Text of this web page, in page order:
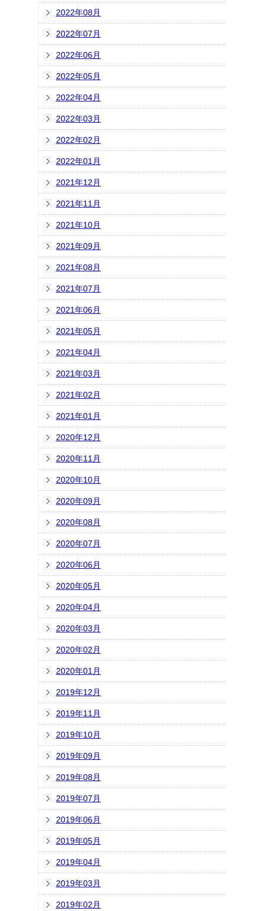
2022年08月
2022年07月
2022年06月
2022年05月
2022年04月
2022年03月
2022年02月
2022年01月
2021年12月
2021年11月
2021年10月
2021年09月
2021年08月
2021年07月
2021年06月
2021年05月
2021年04月
2021年03月
2021年02月
2021年01月
2020年12月
2020年11月
2020年10月
2020年09月
2020年08月
2020年07月
2020年06月
2020年05月
2020年04月
2020年03月
2020年02月
2020年01月
2019年12月
2019年11月
2019年10月
2019年09月
2019年08月
2019年07月
2019年06月
2019年05月
2019年04月
2019年03月
2019年02月